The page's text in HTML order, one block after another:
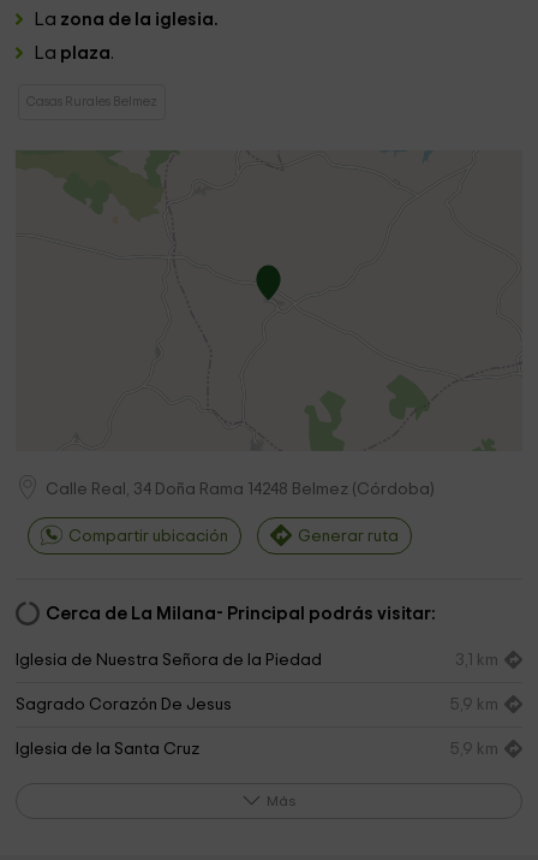
La zona de la iglesia.
La plaza.
Casas Rurales Belmez
Calle Real, 34 Doña Rama 14248 Belmez (Córdoba)
Compartir ubicación Generar ruta
Cerca de La Milana- Principal podrás visitar:
Iglesia de Nuestra Señora de la Piedad 3,1 km
Sagrado Corazón De Jesus 5,9 km
Iglesia de la Santa Cruz 5,9 km
Más